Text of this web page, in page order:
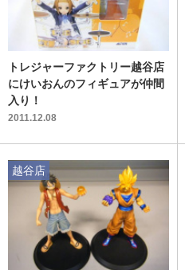
トレジャーファクトリー越谷店
にけいおんのフィギュアが仲間
入り！
2011.12.08
越谷店